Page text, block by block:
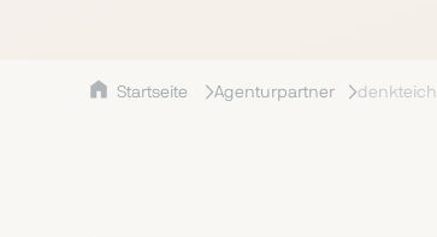
Startseite Agenturpartner denkteich